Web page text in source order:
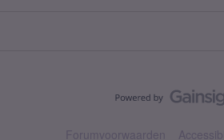
Forumvoorwaarden